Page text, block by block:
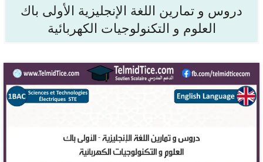
دروس و تمارين اللغة الإنجليزية الأولى باك
العلوم و التكنولوجيات الكهربائية